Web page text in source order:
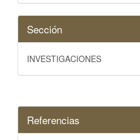
Sección
INVESTIGACIONES
Referencias